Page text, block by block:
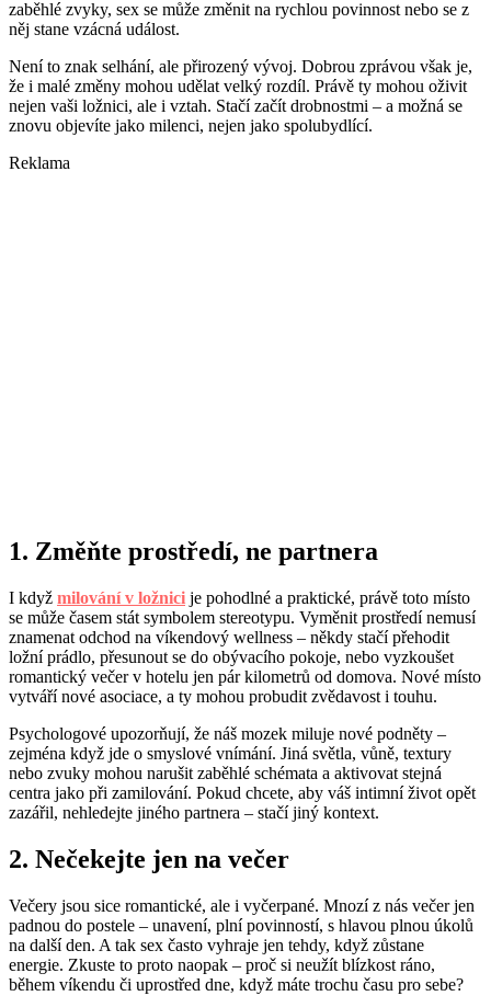
zaběhlé zvyky, sex se může změnit na rychlou povinnost nebo se z
něj stane vzácná událost.
Není to znak selhání, ale přirozený vývoj. Dobrou zprávou však je,
že i malé změny mohou udělat velký rozdíl. Právě ty mohou oživit
nejen vaši ložnici, ale i vztah. Stačí začít drobnostmi – a možná se
znovu objevíte jako milenci, nejen jako spolubydlící.
Reklama
1. Změňte prostředí, ne partnera
I když milování v ložnici je pohodlné a praktické, právě toto místo
se může časem stát symbolem stereotypu. Vyměnit prostředí nemusí
znamenat odchod na víkendový wellness – někdy stačí přehodit
ložní prádlo, přesunout se do obývacího pokoje, nebo vyzkoušet
romantický večer v hotelu jen pár kilometrů od domova. Nové místo
vytváří nové asociace, a ty mohou probudit zvědavost i touhu.
Psychologové upozorňují, že náš mozek miluje nové podněty –
zejména když jde o smyslové vnímání. Jiná světla, vůně, textury
nebo zvuky mohou narušit zaběhlé schémata a aktivovat stejná
centra jako při zamilování. Pokud chcete, aby váš intimní život opět
zazářil, nehledejte jiného partnera – stačí jiný kontext.
2. Nečekejte jen na večer
Večery jsou sice romantické, ale i vyčerpané. Mnozí z nás večer jen
padnou do postele – unavení, plní povinností, s hlavou plnou úkolů
na další den. A tak sex často vyhraje jen tehdy, když zůstane
energie. Zkuste to proto naopak – proč si neužít blízkost ráno,
během víkendu či uprostřed dne, když máte trochu času pro sebe?